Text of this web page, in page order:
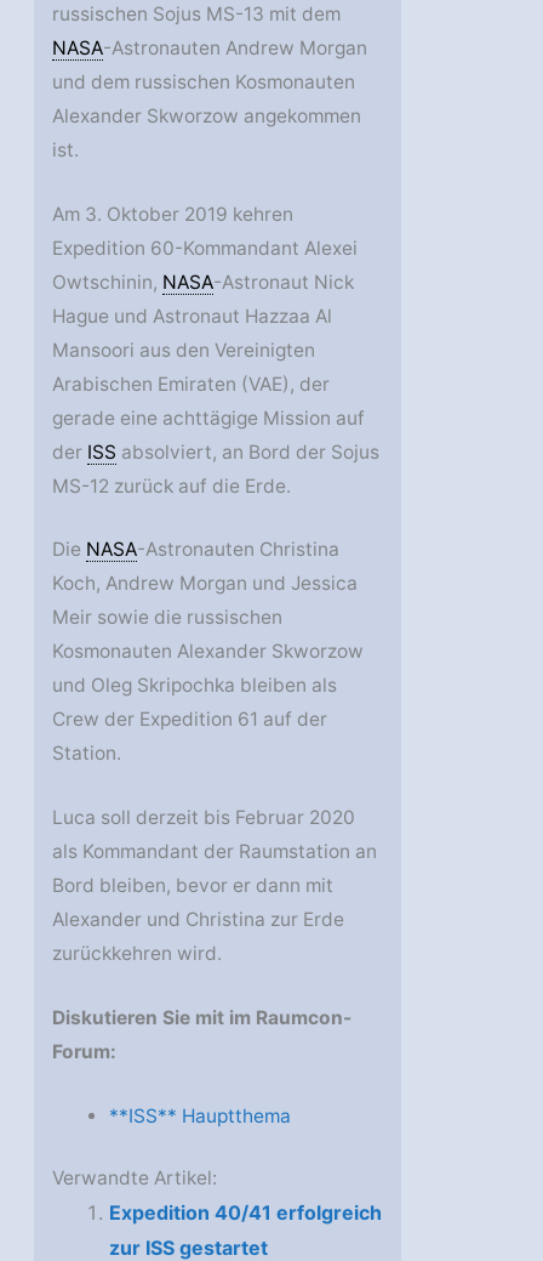
russischen Sojus MS-13 mit dem
NASA-Astronauten Andrew Morgan
und dem russischen Kosmonauten
Alexander Skworzow angekommen
ist.
Am 3. Oktober 2019 kehren
Expedition 60-Kommandant Alexei
Owtschinin, NASA-Astronaut Nick
Hague und Astronaut Hazzaa Al
Mansoori aus den Vereinigten
Arabischen Emiraten (VAE), der
gerade eine achttägige Mission auf
der ISS absolviert, an Bord der Sojus
MS-12 zurück auf die Erde.
Die NASA-Astronauten Christina
Koch, Andrew Morgan und Jessica
Meir sowie die russischen
Kosmonauten Alexander Skworzow
und Oleg Skripochka bleiben als
Crew der Expedition 61 auf der
Station.
Luca soll derzeit bis Februar 2020
als Kommandant der Raumstation an
Bord bleiben, bevor er dann mit
Alexander und Christina zur Erde
zurückkehren wird.
Diskutieren Sie mit im Raumcon-
Forum:
**ISS** Hauptthema
Verwandte Artikel:
Expedition 40/41 erfolgreich
zur ISS gestartet